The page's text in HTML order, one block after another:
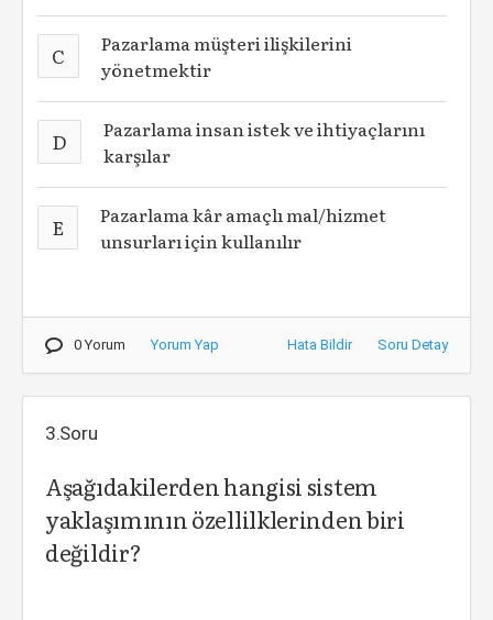
C
Pazarlama müşteri ilişkilerini
yönetmektir
D
Pazarlama insan istek ve ihtiyaçlarını
karşılar
E
Pazarlama kâr amaçlı mal/hizmet
unsurları için kullanılır
0 Yorum Yorum Yap Hata Bildir Soru Detay
3.Soru
Aşağıdakilerden hangisi sistem
yaklaşımının özellilklerinden biri
değildir?